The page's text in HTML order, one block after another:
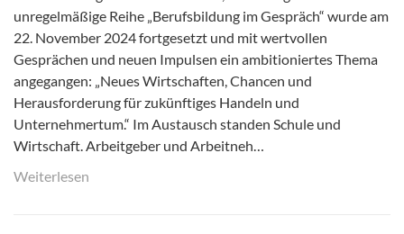
unregelmäßige Reihe „Berufsbildung im Gespräch“ wurde am
22. November 2024 fortgesetzt und mit wertvollen
Gesprächen und neuen Impulsen ein ambitioniertes Thema
angegangen: „Neues Wirtschaften, Chancen und
Herausforderung für zukünftiges Handeln und
Unternehmertum.“ Im Austausch standen Schule und
Wirtschaft. Arbeitgeber und Arbeitneh…
Weiterlesen